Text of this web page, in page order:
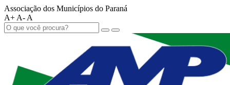
Associação dos Municípios do Paraná
A+ A- A